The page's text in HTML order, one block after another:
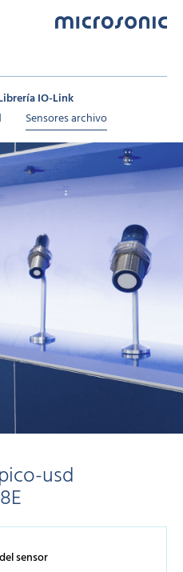
IO-Link
Sensores archivo
pico-usd
sensor